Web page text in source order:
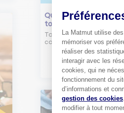
Qu'est-ce que le
tourelle ?
Tout savoir sur le radar
comment éviter les
La Matmut utilise
mémoriser vos
réaliser des
interagir avec les
cookies, qui ne
fonctionnement du
d’informations et
gestion des cookies
modifier à tout